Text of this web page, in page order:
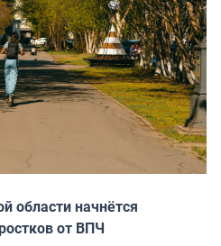
области начнётся
от ВПЧ